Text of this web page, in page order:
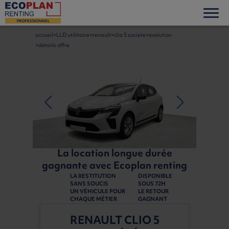
accueil LLD utilitaire renault clio 5 societe evolution
détails offre
La location longue durée
gagnante avec Ecoplan renting
LA RESTITUTION
SANS SOUCIS
UN VÉHICULE POUR
CHAQUE MÉTIER
DISPONIBLE
SOUS 72H
LE RETOUR
GAGNANT
RENAULT CLIO 5